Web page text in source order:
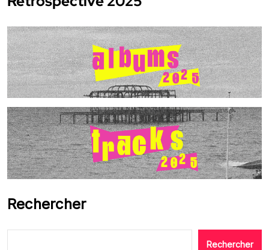
Rechercher
Rechercher